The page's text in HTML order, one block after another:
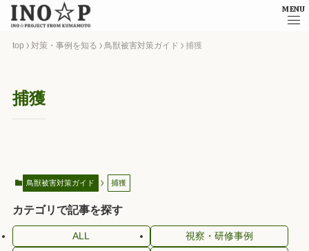
MENU
top 対策・事例を知る 鳥獣被害対策ガイド 捕獲
捕獲
鳥獣被害対策ガイド 捕獲
カテゴリで記事を探す
ALL
視察・研修事例